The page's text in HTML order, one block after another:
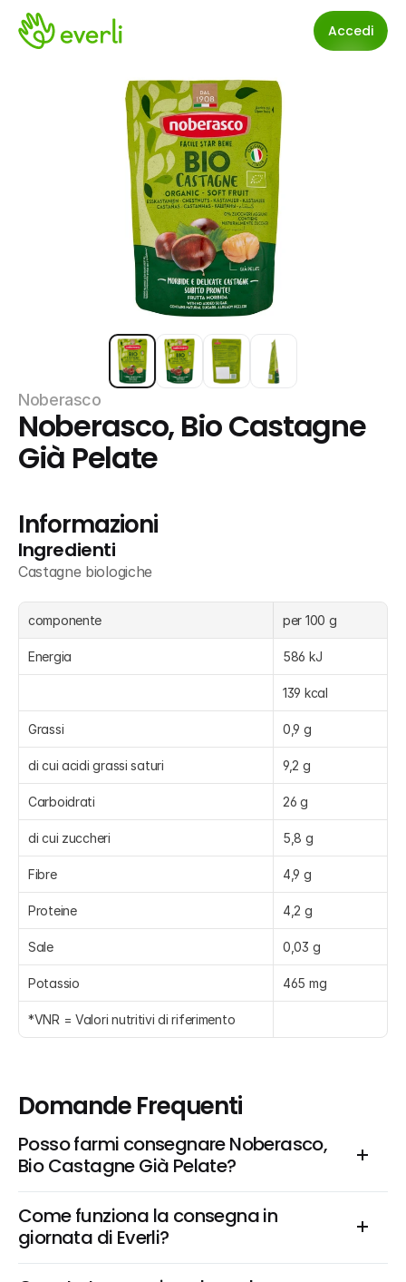
Accedi
Noberasco
Noberasco, Bio Castagne
Già Pelate
Informazioni
Ingredienti
Castagne biologiche
componente per 100 g
Energia 586 kJ
139 kcal
Grassi 0,9 g
di cui acidi grassi saturi 9,2 g
Carboidrati 26 g
di cui zuccheri 5,8 g
Fibre 4,9 g
Proteine 4,2 g
Sale 0,03 g
Potassio 465 mg
*VNR = Valori nutritivi di riferimento
Domande Frequenti
Posso farmi consegnare Noberasco,
Bio Castagne Già Pelate?
Come funziona la consegna in
giornata di Everli?